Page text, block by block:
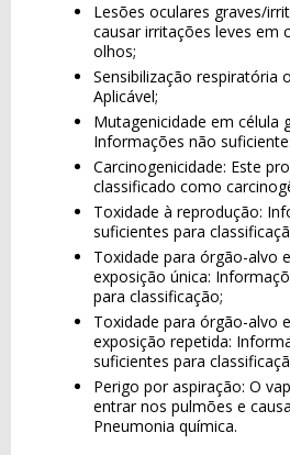
Lesões oculares graves/
causar irritações leves em
olhos;
Sensibilização respiratória
Aplicável;
Mutagenicidade em célula
Informações não
Carcinogenicidade: Este
classificado como
Toxidade à reprodução:
suficientes para
Toxidade para órgão-alvo
exposição única:
para classificação;
Toxidade para órgão-alvo
exposição repetida:
suficientes para
Perigo por aspiração: O
entrar nos pulmões e
Pneumonia química.